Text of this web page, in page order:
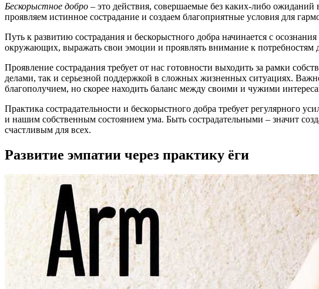
Бескорыстное добро – это действия, совершаемые без каких-либо
проявляем истинное сострадание и создаем благоприятные условия для
Путь к развитию сострадания и бескорыстного добра начинается с
окружающих, выражать свои эмоции и проявлять внимание к потребностям
Проявление сострадания требует от нас готовности выходить за рамки
делами, так и серьезной поддержкой в сложных жизненных ситуациях.
благополучием, но скорее находить баланс между своими и чужими
Практика сострадательности и бескорыстного добра требует
и нашим собственным состоянием ума. Быть сострадательными – значит
счастливым для всех.
Развитие эмпатии через практику ёги